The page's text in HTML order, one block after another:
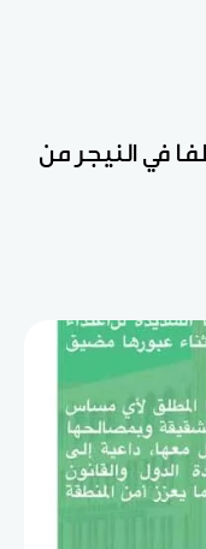
في النيجر من